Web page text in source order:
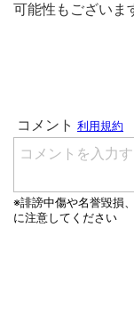
可能性もございま